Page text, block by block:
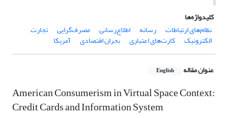
کلیدواژه‌ها
نظام‌های ارتباطات
رسانه اطلاع‌رسانی مصرف‌گرایی تجارت
الکترونیک کارت‌های اعتباری بحران اقتصادی آمریکا
عنوان مقاله English
American Consumerism in Virtual Space Context:
Credit Cards and Information System